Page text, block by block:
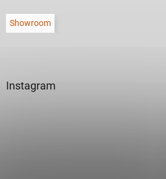
Showroom
Instagram